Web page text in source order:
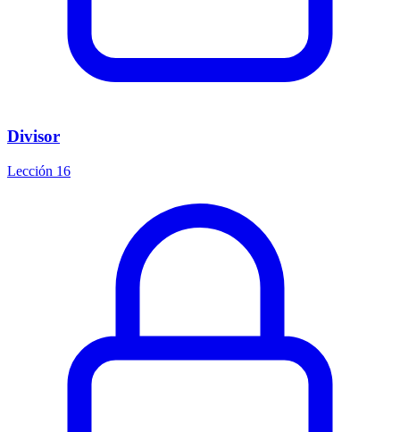
Divisor
Lección 16